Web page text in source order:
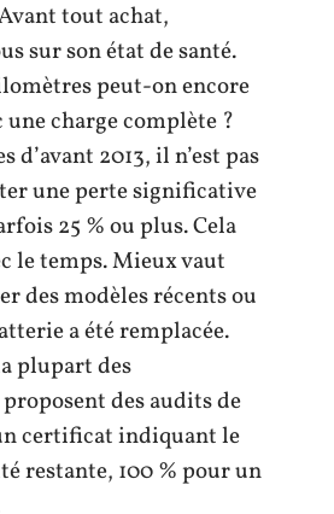
tout achat,
sur son état de santé.
peut-on encore
charge complète ?
d’avant 2013, il n’est pas
une perte significative
25 % ou plus. Cela
le temps. Mieux vaut
des modèles récents ou
a été remplacée.
plupart des
des audits de
certificat indiquant le
restante, 100 % pour un